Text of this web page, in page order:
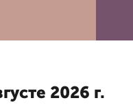
2026 г.